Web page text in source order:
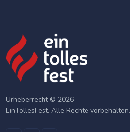
Urheberrecht © 2026
EinTollesFest. Alle Rechte vorbehalten.